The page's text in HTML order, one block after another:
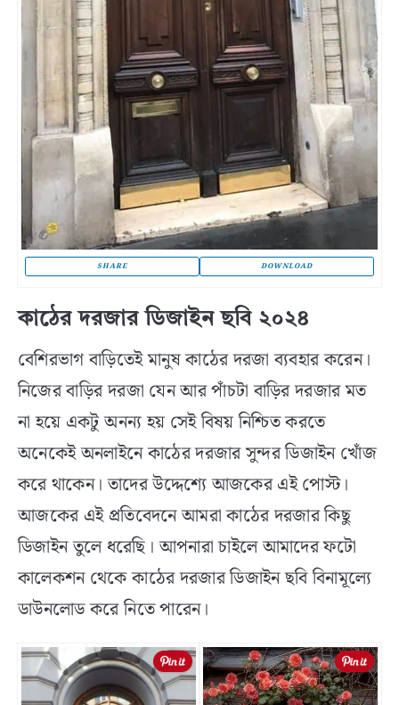
SHARE DOWNLOAD
কাঠের দরজার ডিজাইন ছবি ২০২৪
বেশিরভাগ বাড়িতেই মানুষ কাঠের দরজা ব্যবহার করেন।
নিজের বাড়ির দরজা যেন আর পাঁচটা বাড়ির দরজার মত
না হয়ে একটু অনন্য হয় সেই বিষয় নিশ্চিত করতে
অনেকেই অনলাইনে কাঠের দরজার সুন্দর ডিজাইন খোঁজ
করে থাকেন। তাদের উদ্দেশ্যে আজকের এই পোস্ট।
আজকের এই প্রতিবেদনে আমরা কাঠের দরজার কিছু
ডিজাইন তুলে ধরেছি। আপনারা চাইলে আমাদের ফটো
কালেকশন থেকে কাঠের দরজার ডিজাইন ছবি বিনামূল্যে
ডাউনলোড করে নিতে পারেন।